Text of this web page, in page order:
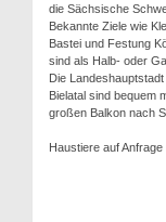
die Sächsische
Bekannte Ziele wie
Bastei und Festung
sind als Halb- oder
Die
Bielatal sind bequem
großen Balkon nach
Haustiere auf Anfrage